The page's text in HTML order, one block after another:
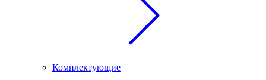
Комплектующие